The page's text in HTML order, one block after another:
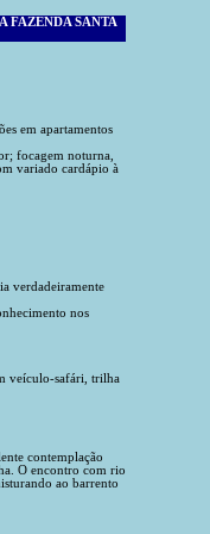
FAZENDA SANTA
em apartamentos
focagem noturna,
variado cardápio à
verdadeiramente
nos
veículo-safári, trilha
contemplação
O encontro com rio
ao barrento